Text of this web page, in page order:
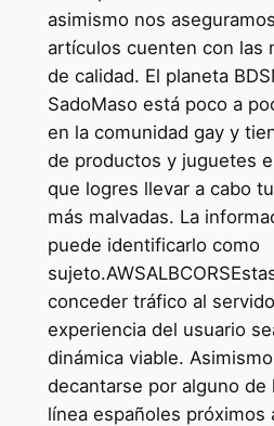
asimismo nos
artículos cuenten con las
de calidad. El planeta
SadoMaso está poco a
en la comunidad gay y
de productos y juguetes
que logres llevar a cabo
más malvadas. La
puede identificarlo como
conceder tráfico al
experiencia del usuario
dinámica viable.
decantarse por alguno de
línea españoles próximos